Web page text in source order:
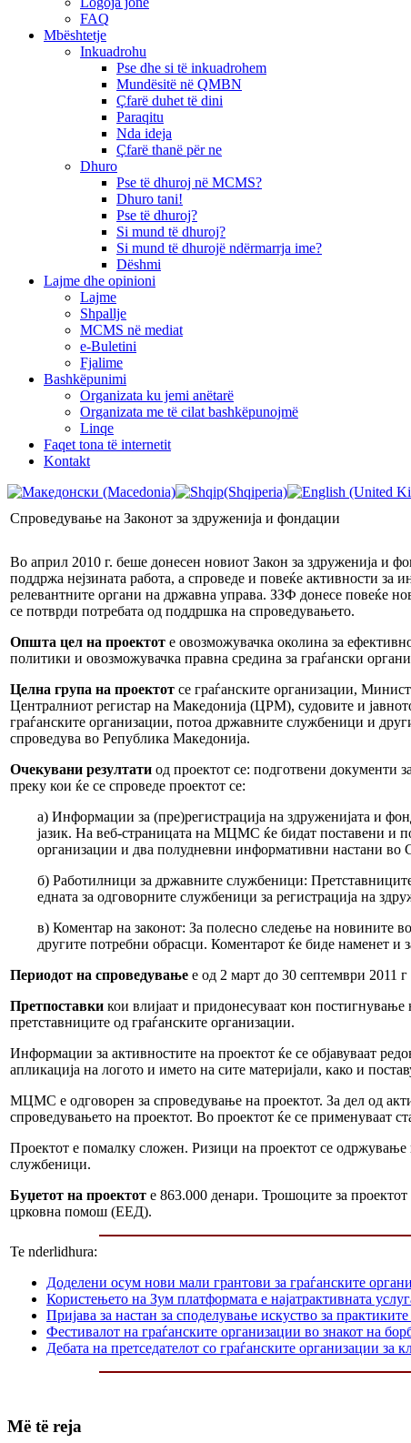
FAQ
Mbështetje
Inkuadrohu
Pse dhe si të inkuadrohem
Mundësitë në QMBN
Çfarë duhet të dini
Paraqitu
Nda ideja
Çfarë thanë për ne
Dhuro
Pse të dhuroj në MCMS?
Dhuro tani!
Pse të dhuroj?
Si mund të dhuroj?
Si mund të dhurojë ndërmarrja ime?
Dëshmi
Lajme dhe opinioni
Lajme
Shpallje
MCMS në mediat
e-Buletini
Fjalime
Bashkëpunimi
Organizata ku jemi anëtarë
Organizata me të cilat bashkëpunojmë
Linqe
Faqet tona të internetit
Kontakt
Спроведување на Законот за здруженија и фондации
Во април 2010 г. беше донесен новиот Закон за здруженија и
поддржа нејзината работа, а спроведе и повеќе активности
релевантните органи на државна управа. ЗЗФ донесе повеќе
се потврди потребата од поддршка на спроведувањето.
Општа цел на проектот е овозможувачка околина за
политики и овозможувачка правна средина за граѓански
Целна група на проектот се граѓанските организации,
Централниот регистар на Македонија (ЦРМ), судовите и
граѓанските организации, потоа државните службеници и
спроведува во Република Македонија.
Очекувани резултати од проектот се: подготвени документи
преку кои ќе се спроведе проектот се:
а) Информации за (пре)регистрација на здруженијата и
јазик. На веб-страницата на МЦМС ќе бидат поставени и
организации и два полудневни информативни настани во
б) Работилници за државните службеници:
едната за одговорните службеници за регистрација на
в) Коментар на законот: За полесно следење на новините
другите потребни обрасци. Коментарот ќе биде наменет и
Периодот на спроведување е од 2 март до 30 септември 2011 г
Претпоставки кои влијаат и придонесуваат кон
претставниците од граѓанските организации.
Информации за активностите на проектот ќе се објавуваат
апликација на логото и името на сите материјали, како и
МЦМС е одговорен за спроведување на проектот. За дел од
спроведувањето на проектот. Во проектот ќе се
Проектот е помалку сложен. Ризици на проектот се
службеници.
Буџетот на проектот е 863.000 денари. Трошоците за
црковна помош (ЕЕД).
Te nderlidhura:
Доделени осум нови мали грантови за граѓанските
Користењето на Зум платформата е најатрактивната
Пријава за настан за споделување искуство за
Фестивалот на граѓанските организации во знакот на
Дебата на претседателот со граѓанските организации за
Më të reja